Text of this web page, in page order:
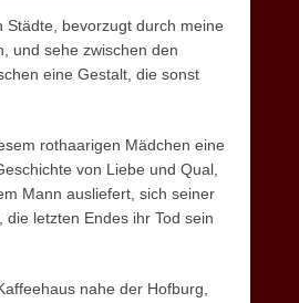
Städte, bevorzugt durch meine
und sehe zwischen den
eine Gestalt, die sonst
rothaarigen Mädchen eine
von Liebe und Qual,
Mann ausliefert, sich seiner
die letzten Endes ihr Tod sein
nahe der Hofburg,